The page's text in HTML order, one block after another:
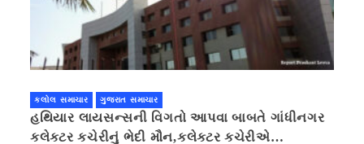
કલોલ સમાચાર ગુજરાત સમાચાર
હથિયાર લાયસન્સની વિગતો આપવા બાબતે ગાંધીનગર
કલેક્ટર કચેરીનું ભેદી મૌન,કલેક્ટર કચેરીએ